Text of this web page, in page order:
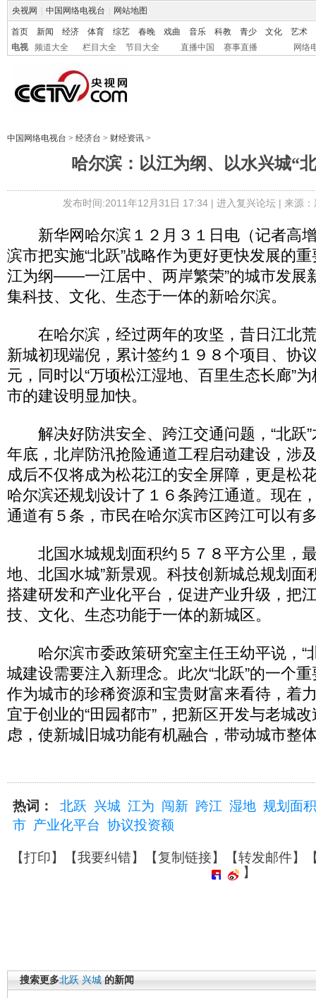
央视网 中国网络电视台 网站地图
首页 新闻 经济 体育 综艺 春晚 戏曲 音乐 科教 青少 文化
艺术
电视
频道大全 栏目大全 节目大全 直播中国 赛事直播 网络
中国网络电视台 > 经济台 > 财经资讯 >
哈尔滨：以江为纲、以水兴城“
发布时间:2011年12月31日 17:34 | 进入复兴论坛| 来源
新华网哈尔滨１２月３１日电（记者高
滨市把实施“北跃”战略作为更好更快发展的
江为纲——一江居中、两岸繁荣”的城市发展
集科技、文化、生态于一体的新哈尔滨。
在哈尔滨，经过两年的攻坚，昔日江北
新城初现端倪，累计签约１９８个项目、协
元，同时以“万顷松江湿地、百里生态长廊”
市的建设明显加快。
解决好防洪安全、跨江交通问题，“北跃”
年底，北岸防汛抢险通道工程启动建设，涉
成后不仅将成为松花江的安全屏障，更是松
哈尔滨还规划设计了１６条跨江通道。现在
通道有５条，市民在哈尔滨市区跨江可以有
北国水城规划面积约５７８平方公里，最
地、北国水城”新景观。科技创新城总规划面
搭建研发和产业化平台，促进产业升级，把
技、文化、生态功能于一体的新城区。
哈尔滨市委政策研究室主任王幼平说，“
城建设需要注入新理念。此次“北跃”的一个
作为城市的珍稀资源和宝贵财富来看待，着
宜于创业的“田园都市”，把新区开发与老城
虑，使新城旧城功能有机融合，带动城市整
热词： 北跃 兴城 江为 闯新 跨江 湿地 规划面积
市 产业化平台 协议投资额
【打印】【我要纠错】【复制链接】【转发邮件】
】
搜索更多北跃 兴城 的新闻